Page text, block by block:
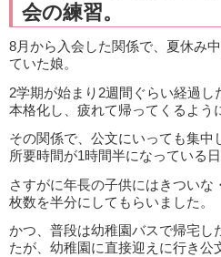
会の練習。
8月から入会した関係で、夏休み
ていた娘。
2学期が始まり2週間ぐらい経過
本格化し、疲れて帰ってくるよう
その関係で、公文にいっても集中
所要時間が1時間半になっている
さすがに年長の子供にはきついな
枚数を半分にしてもらいました。
かつ、普段は幼稚園バスで帰宅し
たが、幼稚園に直接迎えに行き公